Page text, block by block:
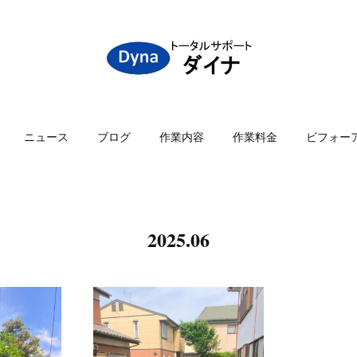
ニュース ブログ 作業内容 作業料金 ビフォー
2025.06